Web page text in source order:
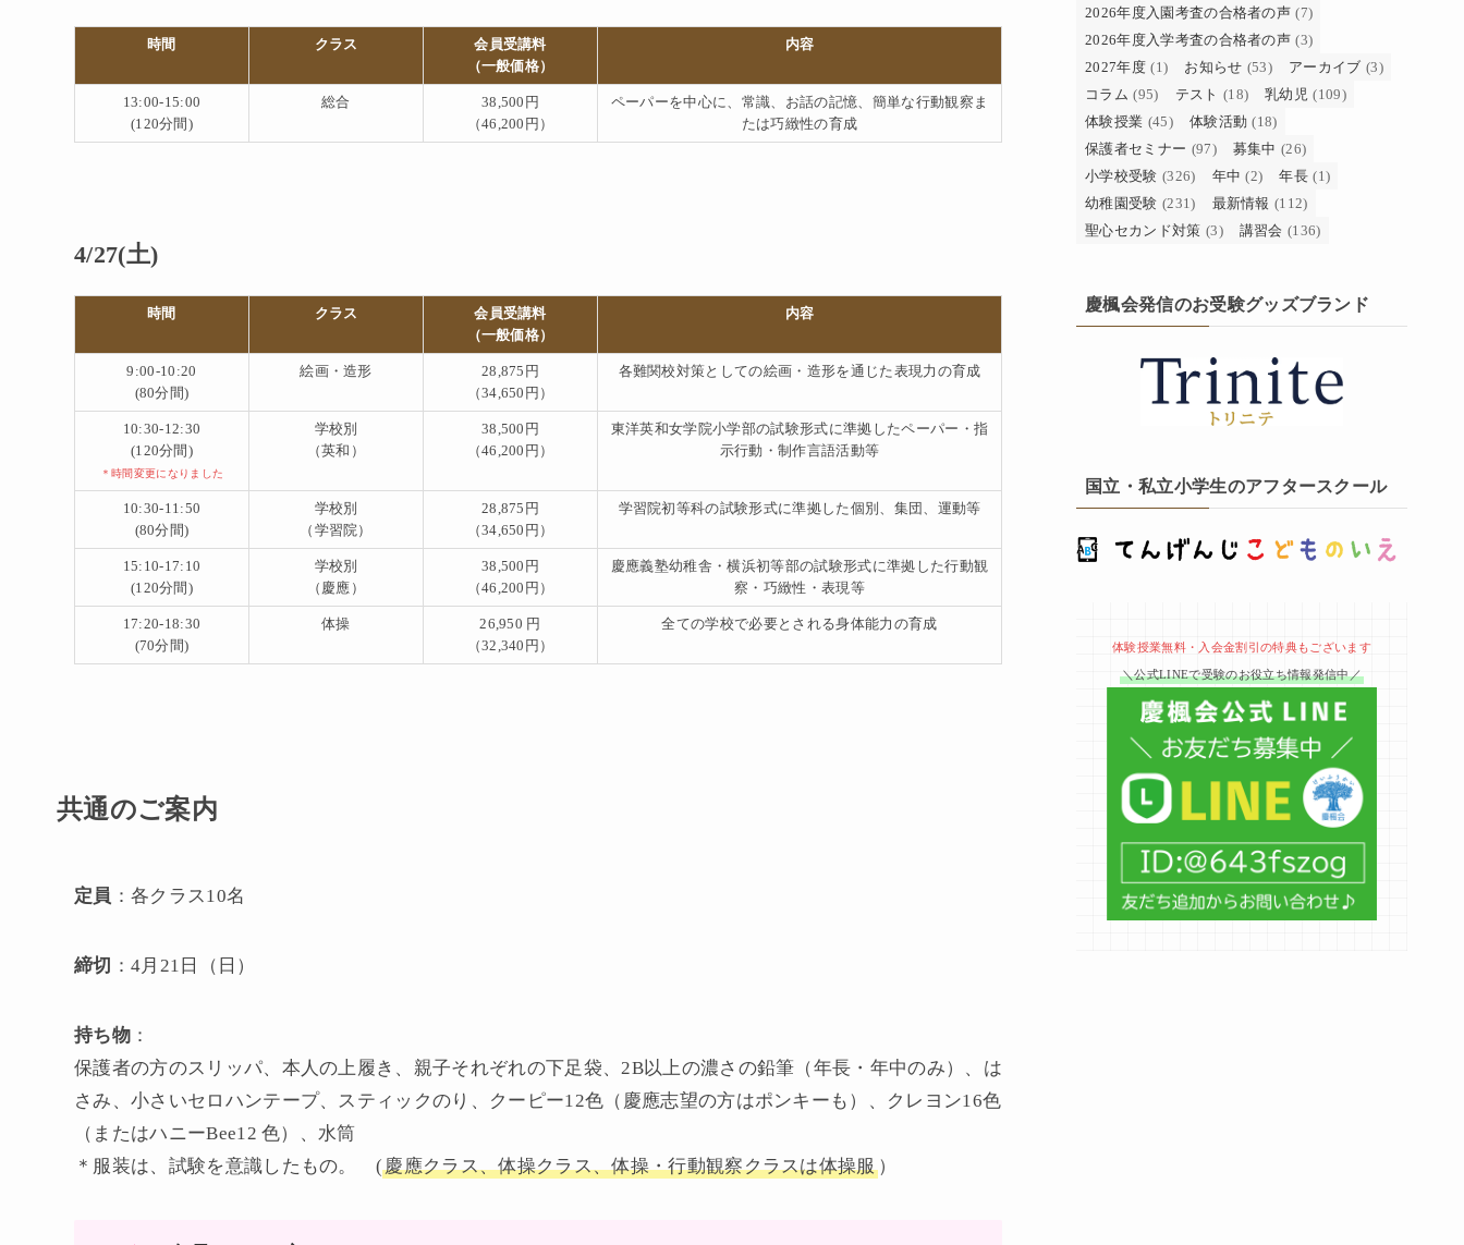
時間 クラス
会員受講料
（一般価格）
内容
13:00-15:00
(120分間)
総合
38,500円
（46,200円）
ペーパーを中心に、常識、お話の記憶、簡単な行動観察ま
たは巧緻性の育成
4/27(土)
時間 クラス
会員受講料
（一般価格）
内容
9 :00-10:20
(80分間)
絵画・造形
28,875円
（34,650円）
各難関校対策としての絵画・造形を通じた表現⼒の育成
10:30-12:30
(120分間)
＊時間変更になりました
学校別
（英和）
38,500円
（46,200円）
東洋英和女学院小学部の試験形式に準拠したペーパー・指
示行動・制作言語活動等
10:30-11:50
(80分間)
学校別
（学習院）
28,875円
（34,650円）
学習院初等科の試験形式に準拠した個別、集団、運動等
15:10-17:10
(120分間)
学校別
（慶應）
38,500円
（46,200円）
慶應義塾幼稚舎・横浜初等部の試験形式に準拠した行動観
察・巧緻性・表現等
17:20-18:30
(70分間)
体操
26,950 円
（32,340円）
全ての学校で必要とされる身体能力の育成
共通のご案内
定員 ：各クラス10名
締切 ：4月21日（日）
持ち物：
保護者の方のスリッパ、本人の上履き、親子それぞれの下足袋、2B以上の濃さの鉛筆（年長・年中のみ）、は
さみ、小さいセロハンテープ、スティックのり、クーピー12色（慶應志望の方はポンキーも）、クレヨン16色
（またはハニーBee12 ⾊）、水筒
＊服装は、試験を意識したもの。 (慶應クラス、体操クラス、体操・行動観察クラスは体操服）
2026年度入園考査の合格者の声 (7)
2026年度入学考査の合格者の声 (3)
2027年度 (1) お知らせ (53) アーカイブ (3)
コラム (95) テスト (18) 乳幼児 (109)
体験授業 (45) 体験活動 (18)
保護者セミナー (97) 募集中 (26)
小学校受験 (326) 年中 (2) 年長 (1)
幼稚園受験 (231) 最新情報 (112)
聖心セカンド対策 (3) 講習会 (136)
慶楓会発信のお受験グッズブランド
国立・私立小学生のアフタースクール
体験授業無料・入会金割引の特典もございます
＼公式LINEで受験のお役立ち情報発信中／